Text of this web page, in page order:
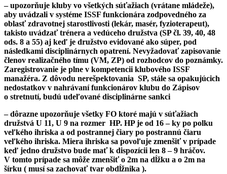
– upozorňuje kluby vo všetkých súťažiach (vrátane mládeže),
aby uvádzali v systéme ISSF funkcionára zodpovedného za
oblasť zdravotnej starostlivosti (lekár, masér, fyzioterapeut),
takisto uvádzať trénera a vedúceho družstva (SP čl. 39, 40, 48
ods. 8 a 55) aj keď je družstvo evidované ako súper, pod
následkami disciplinárnych opatrení. Nevyžadovať zapisovanie
členov realizačného tímu (VM, ZP) od rozhodcov do poznámky.
Zaregistrovanie je plne v kompetencii klubového ISSF
manažéra. Z dôvodu nerešpektovania SP, stále sa opakujúcich
nedostatkov v nahrávaní funkcionárov klubu do Zápisov
o stretnutí, budú udeľované disciplinárne sankci
– dôrazne upozorňuje všetky FO ktoré majú v súťažiach
družstvá U 11, U 9 na rozmer HP. HP je od 16 – ky po polku
veľkého ihriska a od postrannej čiary po postrannú čiaru
veľkého ihriska. Miera ihriska sa povoľuje zmenšiť v prípade
keď jedno družstvo bude mať k dispozícii len 8 – 9 hráčov.
V tomto prípade sa môže zmenšiť o 2m na dĺžku a o 2m na
šírku ( musí sa zachovať tvar obdĺžnika ).